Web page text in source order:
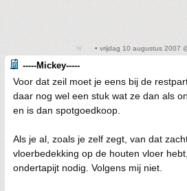
• vrijdag 10 augustus 2007
-----Mickey-----
Voor dat zeil moet je eens bij de
daar nog wel een stuk wat ze dan als
en is dan spotgoedkoop.
Als je al, zoals je zelf zegt, van dat
vloerbedekking op de houten vloer
ondertapijt nodig. Volgens mij niet.